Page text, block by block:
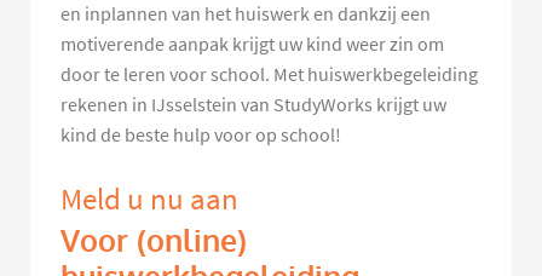
en inplannen van het huiswerk en dankzij een
motiverende aanpak krijgt uw kind weer zin om
door te leren voor school. Met huiswerkbegeleiding
rekenen in IJsselstein van StudyWorks krijgt uw
kind de beste hulp voor op school!
Meld u nu aan
Voor (online)